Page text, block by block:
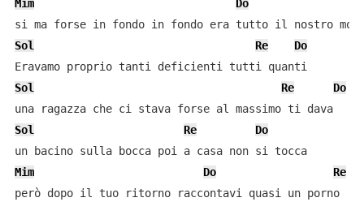
Mim Do
Sol Re
Do
Sol
Re
Do
una ragazza che ci stava forse al massimo ti dava
Sol
Re
Do
un bacino sulla bocca poi a casa non si tocca
Mim
Do
Re
però dopo il tuo ritorno raccontavi quasi un porno